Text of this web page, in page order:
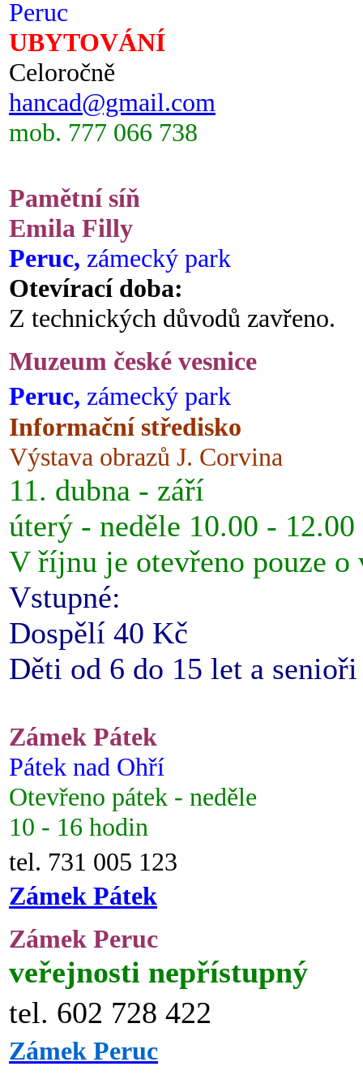
Peruc
UBYTOVÁNÍ
Celoročně
hancad@gmail.com
mob. 777 066 738
Pamětní síň
Emila Filly
Peruc, zámecký park
Otevírací doba:
Z technických důvodů zavřeno.
Muzeum české vesnice
Peruc, zámecký park
Informační středisko
Výstava obrazů J. Corvina
11. dubna - září
úterý - neděle 10.00 -
V říjnu je otevřeno pouze o
Vstupné:
Dospělí 40 Kč
Děti od 6 do 15 let a
Zámek Pátek
Pátek nad Ohří
Otevřeno pátek - neděle
10 - 16 hodin
tel. 731 005 123
Zámek Pátek
Zámek Peruc
veřejnosti nepřístupný
tel. 602 728 422
Zámek Peruc